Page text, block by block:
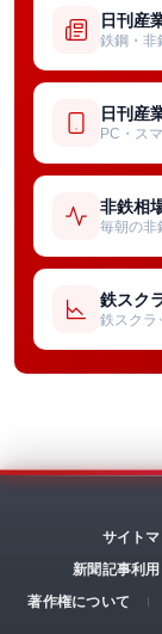
日刊産
鉄鋼・非
日刊産
PC・ス
非鉄相
毎朝の非
鉄スク
鉄スクラ
サイト
新聞記事利
著作権について